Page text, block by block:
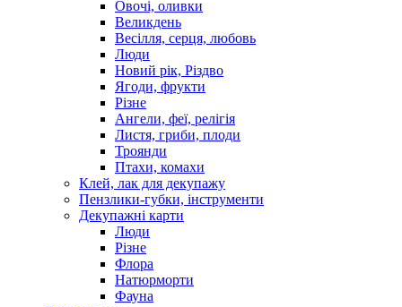
Овочі, оливки
Великдень
Весілля, серця, любовь
Люди
Новий рік, Різдво
Ягоди, фрукти
Різне
Ангели, феї, релігія
Листя, гриби, плоди
Троянди
Птахи, комахи
Клей, лак для декупажу
Пензлики-губки, інструменти
Декупажні карти
Люди
Різне
Флора
Натюрморти
Фауна